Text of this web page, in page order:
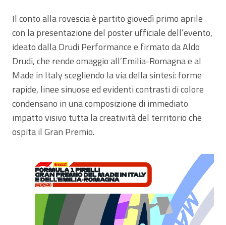
Il conto alla rovescia è partito giovedì primo aprile
con la presentazione del poster ufficiale dell’evento,
ideato dalla Drudi Performance e firmato da Aldo
Drudi, che rende omaggio all’Emilia-Romagna e al
Made in Italy scegliendo la via della sintesi: forme
rapide, linee sinuose ed evidenti contrasti di colore
condensano in una composizione di immediato
impatto visivo tutta la creatività del territorio che
ospita il Gran Premio.